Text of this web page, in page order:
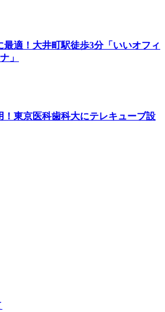
最適！大井町駅徒歩3分「いいオフィ
」
！東京医科歯科大にテレキューブ設